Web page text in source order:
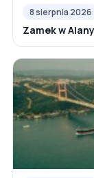
8 sierpnia 2026
Zamek w